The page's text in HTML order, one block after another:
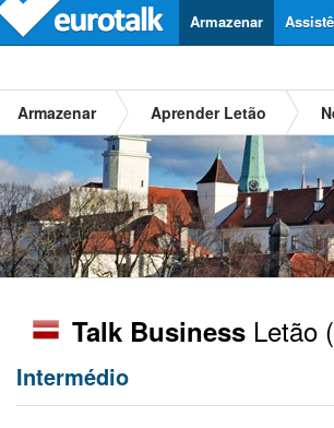
Armazenar
Armazenar Aprender Letão
Talk Business Letão
Intermédio